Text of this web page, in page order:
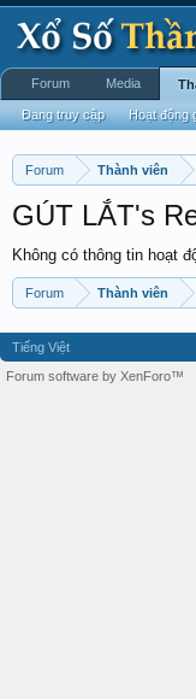
Forum Thành viên
GÚT LẮT's
Không có thông tin hoạt
Forum Thành viên
Forum Media
Đang truy cập Hoạt động
Tiếng Việt
Forum software by XenForo™